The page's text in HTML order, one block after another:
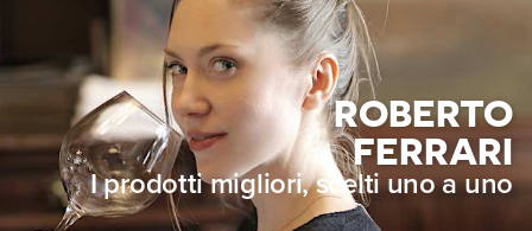
ROBERTO
FERRARI
I prodotti migliori, scelti uno a uno